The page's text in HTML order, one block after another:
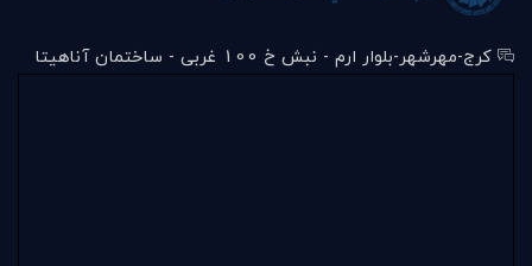
کرج-مهرشهر-بلوار ارم - نبش خ 100 غربی - ساختمان آناهیتا